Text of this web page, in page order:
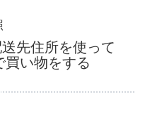
先住所を使って
買い物をする